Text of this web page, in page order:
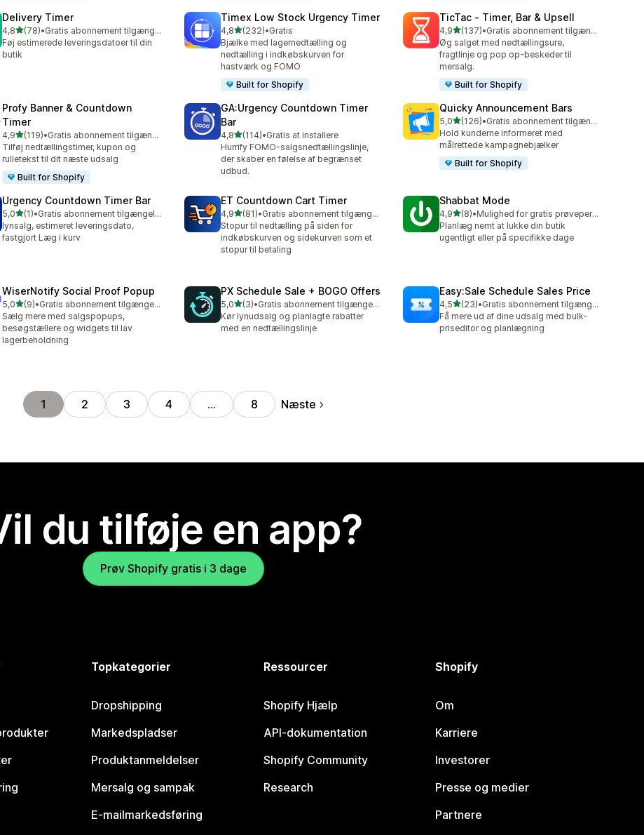
Delivery Timer
4,8ud af 5 stjerner
(78)
78 anmeldelser i alt
•
Gratis abonnement tilgængeligt
Føj estimerede leveringsdatoer til din
butik
Timex Low Stock Urgency Timer
4,8ud af 5 stjerner
(232)
232 anmeldelser i alt
•Gratis
Bjælke med lagernedtælling og
nedtælling i indkøbskurven for
hastværk og FOMO
Built for Shopify
TicTac ‑ Timer, Bar & Upsell
4,9ud af 5 stjerner
(137)
137 anmeldelser i alt
•
Gratis abonnement tilgængeligt
Øg salget med nedtællingsure,
fragtlinje og pop op-beskeder til
mersalg.
Built for Shopify
Profy Banner & Countdown
Timer
4,9ud af 5 stjerner
(119)
119 anmeldelser i alt
•
Gratis abonnement tilgængeligt
Tilføj nedtællingstimer, kupon og
rulletekst til dit næste udsalg
Built for Shopify
GA:Urgency Countdown Timer
Bar
4,8ud af 5 stjerner
(114)
114 anmeldelser i alt
•Gratis at installere
Hurrify FOMO-salgsnedtællingslinje,
der skaber en følelse af begrænset
udbud.
Quicky Announcement Bars
5,0ud af 5 stjerner
(126)
126 anmeldelser i alt
•
Gratis abonnement tilgængeligt
Hold kunderne informeret med
målrettede kampagnebjælker
Built for Shopify
Urgency Countdown Timer Bar
5,0ud af 5 stjerner
(1)
1 anmeldelser i alt
•
Gratis abonnement tilgængeligt
lynsalg, estimeret leveringsdato,
fastgjort Læg i kurv
ET Countdown Cart Timer
4,9ud af 5 stjerner
(81)
81 anmeldelser i alt
•
Gratis abonnement tilgængeligt
Stopur til nedtælling på siden for
indkøbskurven og sidekurven som et
stopur til betaling
Shabbat Mode
4,9ud af 5 stjerner
(8)
8 anmeldelser i alt
•
Mulighed for gratis prøveperiode
Planlæg nemt at lukke din butik
ugentligt eller på specifikke dage
WiserNotify Social Proof Popup
5,0ud af 5 stjerner
(9)
9 anmeldelser i alt
•
Gratis abonnement tilgængeligt
Sælg mere med salgspopups,
besøgstællere og widgets til lav
lagerbeholdning
PX Schedule Sale + BOGO Offers
5,0ud af 5 stjerner
(3)
3 anmeldelser i alt
•
Gratis abonnement tilgængeligt
Kør lynudsalg og planlagte rabatter
med en nedtællingslinje
Easy:Sale Schedule Sales Price
4,5ud af 5 stjerner
(23)
23 anmeldelser i alt
•
Gratis abonnement tilgængeligt
Få mere ud af dine udsalg med bulk-
priseditor og planlægning
1 2 3 4 … 8 Næste
du tilføje en app?
Prøv Shopify gratis i 3 dage
Topkategorier
Dropshipping
Markedspladser
Produktanmeldelser
Mersalg og sampak
E-mailmarkedsføring
Ressourcer
Shopify Hjælp
API-dokumentation
Shopify Community
Research
Shopify
Om
Karriere
Investorer
Presse og medier
Partnere